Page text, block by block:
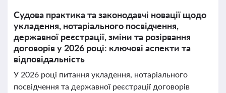
Судова практика та законодавчі новації щодо
укладення, нотаріального посвідчення,
державної реєстрації, зміни та розірвання
договорів у 2026 році: ключові аспекти та
відповідальність
У 2026 році питання укладення, нотаріального
посвідчення та державної реєстрації договорів